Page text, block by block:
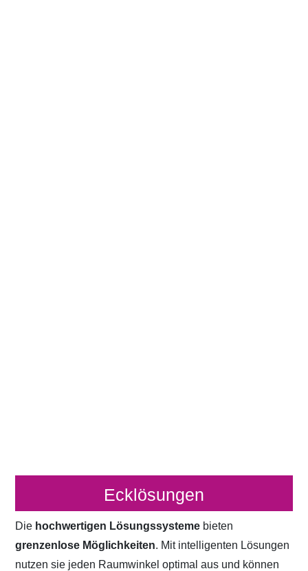
Ecklösungen
Die hochwertigen Lösungssysteme bieten
grenzenlose Möglichkeiten. Mit intelligenten Lösungen
nutzen sie jeden Raumwinkel optimal aus und können